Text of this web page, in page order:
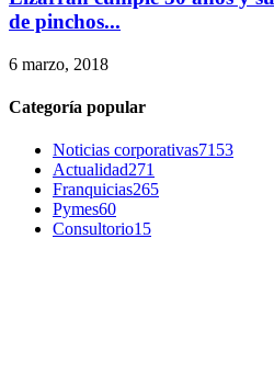
de pinchos...
6 marzo, 2018
Categoría popular
Noticias corporativas7153
Actualidad271
Franquicias265
Pymes60
Consultorio15